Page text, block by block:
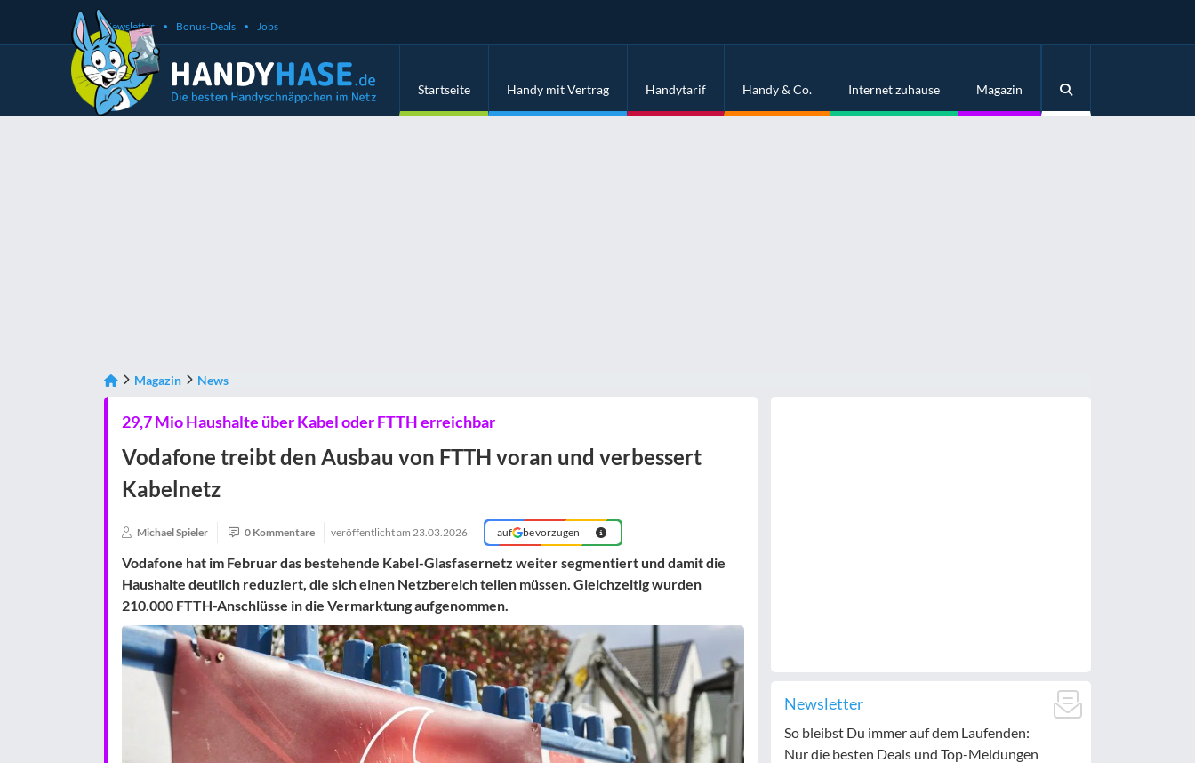
Newsletter Bonus-Deals Jobs
Startseite Handy mit Vertrag Handytarif Handy & Co. Internet zuhause Magazin
Magazin News
29,7 Mio Haushalte über Kabel oder FTTH erreichbar
Vodafone treibt den Ausbau von FTTH voran und verbessert
Kabelnetz
Michael Spieler 0 Kommentare veröffentlicht am 23.03.2026 auf bevorzugen
Vodafone hat im Februar das bestehende Kabel-Glasfasernetz weiter segmentiert und damit die
Haushalte deutlich reduziert, die sich einen Netzbereich teilen müssen. Gleichzeitig wurden
210.000 FTTH-Anschlüsse in die Vermarktung aufgenommen.
Newsletter
So bleibst Du immer auf dem Laufenden:
Nur die besten Deals und Top-Meldungen